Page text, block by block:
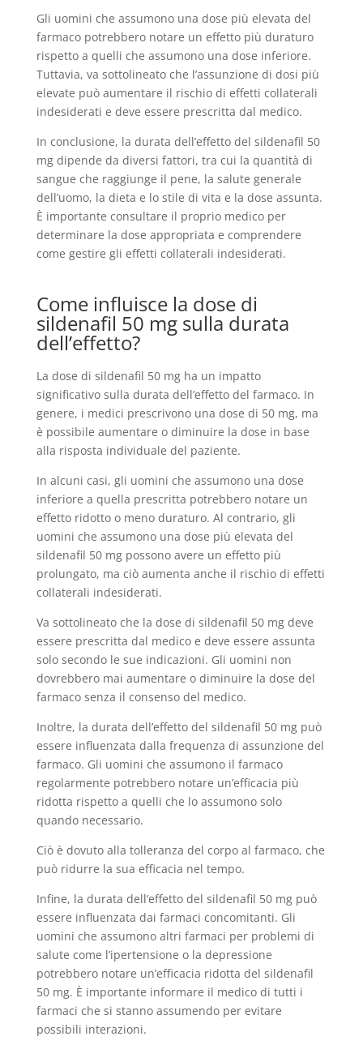
Gli uomini che assumono una dose più elevata del
farmaco potrebbero notare un effetto più duraturo
rispetto a quelli che assumono una dose inferiore.
Tuttavia, va sottolineato che l’assunzione di dosi più
elevate può aumentare il rischio di effetti collaterali
indesiderati e deve essere prescritta dal medico.
In conclusione, la durata dell’effetto del sildenafil 50
mg dipende da diversi fattori, tra cui la quantità di
sangue che raggiunge il pene, la salute generale
dell’uomo, la dieta e lo stile di vita e la dose assunta.
È importante consultare il proprio medico per
determinare la dose appropriata e comprendere
come gestire gli effetti collaterali indesiderati.
Come influisce la dose di
sildenafil 50 mg sulla durata
dell’effetto?
La dose di sildenafil 50 mg ha un impatto
significativo sulla durata dell’effetto del farmaco. In
genere, i medici prescrivono una dose di 50 mg, ma
è possibile aumentare o diminuire la dose in base
alla risposta individuale del paziente.
In alcuni casi, gli uomini che assumono una dose
inferiore a quella prescritta potrebbero notare un
effetto ridotto o meno duraturo. Al contrario, gli
uomini che assumono una dose più elevata del
sildenafil 50 mg possono avere un effetto più
prolungato, ma ciò aumenta anche il rischio di effetti
collaterali indesiderati.
Va sottolineato che la dose di sildenafil 50 mg deve
essere prescritta dal medico e deve essere assunta
solo secondo le sue indicazioni. Gli uomini non
dovrebbero mai aumentare o diminuire la dose del
farmaco senza il consenso del medico.
Inoltre, la durata dell’effetto del sildenafil 50 mg può
essere influenzata dalla frequenza di assunzione del
farmaco. Gli uomini che assumono il farmaco
regolarmente potrebbero notare un’efficacia più
ridotta rispetto a quelli che lo assumono solo
quando necessario.
Ciò è dovuto alla tolleranza del corpo al farmaco, che
può ridurre la sua efficacia nel tempo.
Infine, la durata dell’effetto del sildenafil 50 mg può
essere influenzata dai farmaci concomitanti. Gli
uomini che assumono altri farmaci per problemi di
salute come l’ipertensione o la depressione
potrebbero notare un’efficacia ridotta del sildenafil
50 mg. È importante informare il medico di tutti i
farmaci che si stanno assumendo per evitare
possibili interazioni.